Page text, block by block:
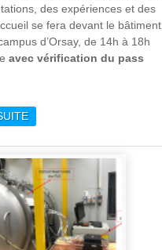
des expériences et des
se fera devant le bâtiment
d’Orsay, de 14h à 18h
avec vérification du pass
DE FÊTE DE LA SCIENCE